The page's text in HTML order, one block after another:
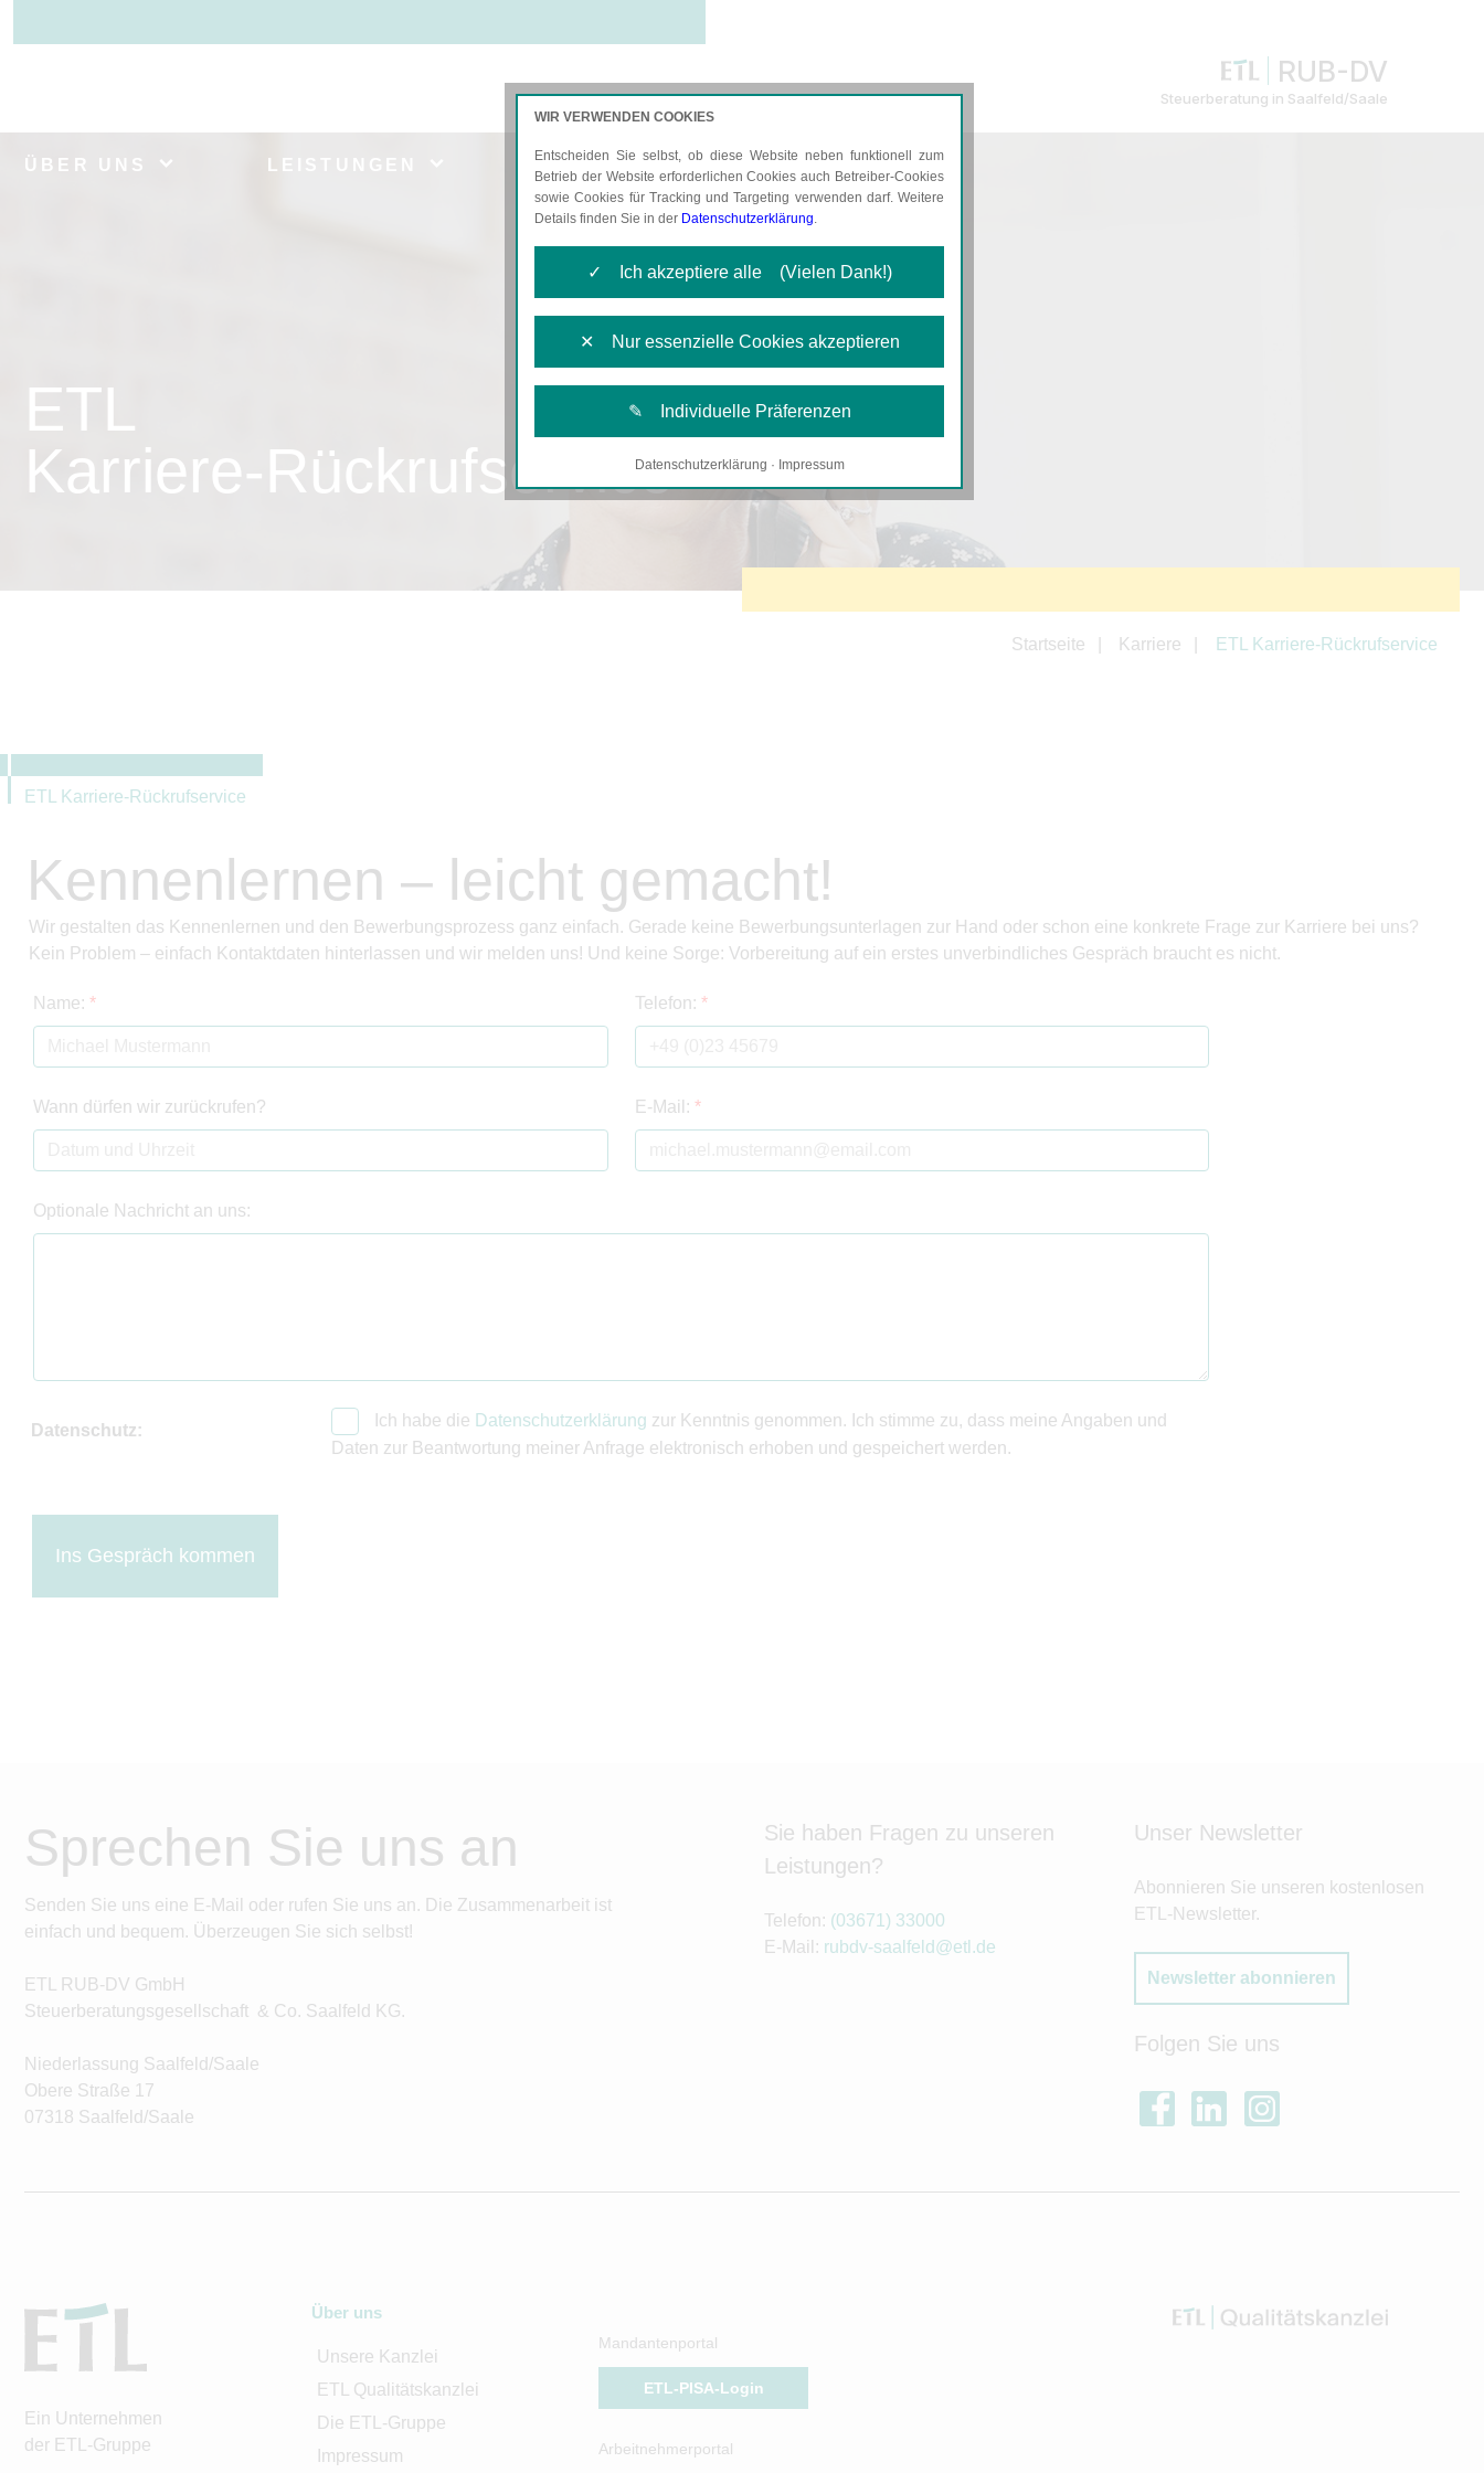
RUB-DV
Steuerberatung in Saalfeld/Saale
ÜBER UNS LEISTUNGEN AKTUELLES KARRIERE
ETL
Karriere-Rückrufservice
Startseite Karriere ETL Karriere-Rückrufservice
ETL Karriere-Rückrufservice
Kennenlernen – leicht gemacht!
Wir gestalten das Kennenlernen und den Bewerbungsprozess ganz einfach. Gerade keine Bewerbungsunterlagen zur Hand oder schon eine konkrete Frage zur Karriere bei uns?
Kein Problem – einfach Kontaktdaten hinterlassen und wir melden uns! Und keine Sorge: Vorbereitung auf ein erstes unverbindliches Gespräch braucht es nicht.
Name: *
Wann dürfen wir zurückrufen?
Telefon: *
E-Mail: *
Optionale Nachricht an uns:
Datenschutz:
Ich habe die Datenschutzerklärung zur Kenntnis genommen. Ich stimme zu, dass meine Angaben und
Daten zur Beantwortung meiner Anfrage elektronisch erhoben und gespeichert werden.
Ins Gespräch kommen
Sprechen Sie uns an
Senden Sie uns eine E-Mail oder rufen Sie uns an. Die Zusammenarbeit ist
einfach und bequem. Überzeugen Sie sich selbst!
ETL RUB-DV GmbH
Steuerberatungsgesellschaft & Co. Saalfeld KG.
Niederlassung Saalfeld/Saale
Obere Straße 17
07318 Saalfeld/Saale
Sie haben Fragen zu unseren
Leistungen?
Telefon: (03671) 33000
E-Mail: rubdv-saalfeld@etl.de
Unser Newsletter
Abonnieren Sie unseren kostenlosen
ETL-Newsletter.
Newsletter abonnieren
Folgen Sie uns
Ein Unternehmen
der ETL-Gruppe
Über uns
Unsere Kanzlei
ETL Qualitätskanzlei
Die ETL-Gruppe
Impressum
Mandantenportal
ETL-PISA-Login
Arbeitnehmerportal
WIR VERWENDEN COOKIES
Entscheiden Sie selbst, ob diese Website neben funktionell zum
Betrieb der Website erforderlichen Cookies auch Betreiber-Cookies
sowie Cookies für Tracking und Targeting verwenden darf. Weitere
Details finden Sie in der Datenschutzerklärung.
✓ Ich akzeptiere alle (Vielen Dank!)
✕ Nur essenzielle Cookies akzeptieren
✎ Individuelle Präferenzen
Notwendige Cookies
Funktionalität der Website zu sichern.
Datenschutzerklärung · Impressum